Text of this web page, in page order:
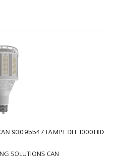
93095547 LAMPE DEL 1000HID
SOLUTIONS CAN